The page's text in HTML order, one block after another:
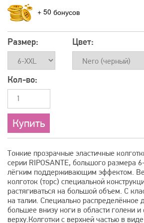
+ 50
Размер: Цвет:
Кол-во:
Тонкие прозрачные эластичные
серии RIPOSANTE, большого размера
лёгким поддерживающим эффектом.
колготок (торс) специальной
растягиваться на большой объем. С
на талии. Специально распределённое
большее внизу ноги в области голени
верху.Колготки с верхней частью в